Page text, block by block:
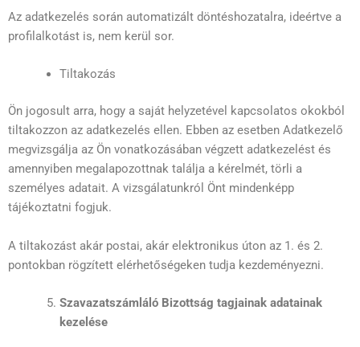
Az adatkezelés során automatizált döntéshozatalra, ideértve a
profilalkotást is, nem kerül sor.
Tiltakozás
Ön jogosult arra, hogy a saját helyzetével kapcsolatos okokból
tiltakozzon az adatkezelés ellen. Ebben az esetben Adatkezelő
megvizsgálja az Ön vonatkozásában végzett adatkezelést és
amennyiben megalapozottnak találja a kérelmét, törli a
személyes adatait. A vizsgálatunkról Önt mindenképp
tájékoztatni fogjuk.
A tiltakozást akár postai, akár elektronikus úton az 1. és 2.
pontokban rögzített elérhetőségeken tudja kezdeményezni.
Szavazatszámláló Bizottság tagjainak adatainak
kezelése